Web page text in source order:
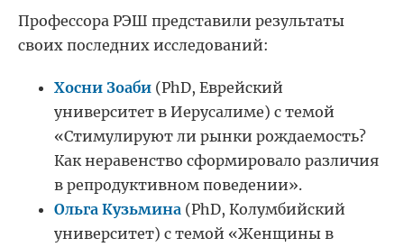
Профессора РЭШ представили результаты
своих последних исследований:
Хосни Зоаби (PhD, Еврейский
университет в Иерусалиме) с темой
«Стимулируют ли рынки рождаемость?
Как неравенство сформировало различия
в репродуктивном поведении».
Ольга Кузьмина (PhD, Колумбийский
университет) с темой «Женщины в